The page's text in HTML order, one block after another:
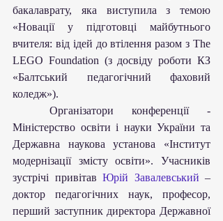
бакалаврату, яка виступила з темою
«Новації у підготовці майбутнього
вчителя: від ідей до втілення разом з The
LEGO Foundation (з досвіду роботи КЗ
«Балтський педагогічний фаховий
коледж»).
Організатори конференції -
Міністерство освіти і науки України та
Державна наукова установа «Інститут
модернізації змісту освіти». Учасників
зустрічі привітав Юрій Завалевський –
доктор педагогічних наук, професор,
перший заступник директора Державної